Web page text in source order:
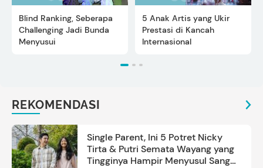
Blind Ranking, Seberapa
Challenging Jadi Bunda
Menyusui
5 Anak Artis yang Ukir
Prestasi di Kancah
Internasional
REKOMENDASI
Single Parent, Ini 5 Potret Nicky
Tirta & Putri Semata Wayang yang
Tingginya Hampir Menyusul Sang